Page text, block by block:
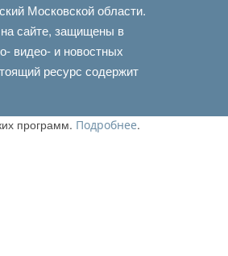
Московской области.
сайте, защищены в
видео- и новостных
ресурс содержит
программ. Подробнее.